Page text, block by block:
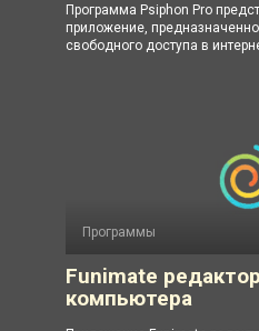
Программа Psiphon Pro
приложение,
свободного доступа в
Программы
Funimate
компьютера